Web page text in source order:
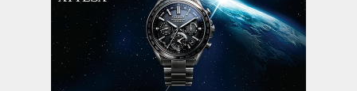
過充電防止機能
過放電検出機能
パワーセーブ機能
ライトレベル インディケーター
フル充電時約5年可動(パワーセーブ作動